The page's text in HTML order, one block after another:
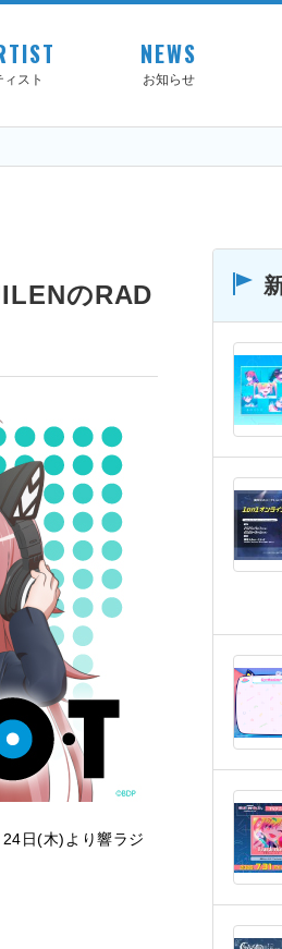
スト
NEWS
お知らせ
のRAD
日(木)より響ラジ